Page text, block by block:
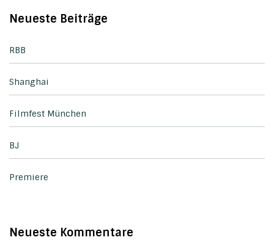
Neueste Beiträge
RBB
Shanghai
Filmfest München
BJ
Premiere
Neueste Kommentare